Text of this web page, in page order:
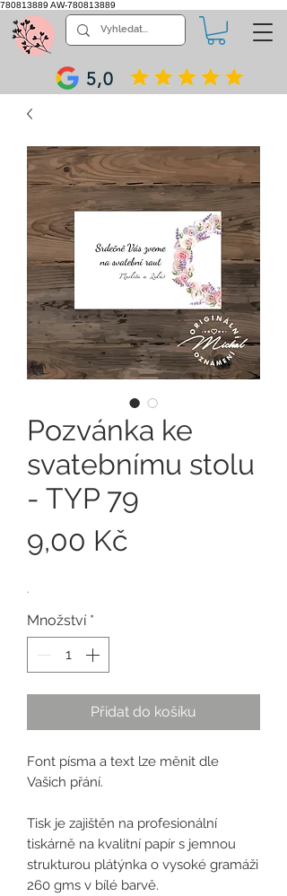
780813889 AW-780813889
5,0
Pozvánka ke
svatebnímu stolu
- TYP 79
9,00 Kč
.
Množství *
Přidat do košíku
Font písma a text lze měnit dle
Vašich přání.
Tisk je zajištěn na profesionální
tiskárně na kvalitní papír s jemnou
strukturou plátýnka o vysoké gramáži
260 gms v bílé barvě.